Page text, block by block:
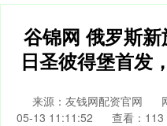
谷锦网 俄罗斯
日圣彼得堡首发
来源：友钱网配资官网
05-13 11:11:52
查看：113